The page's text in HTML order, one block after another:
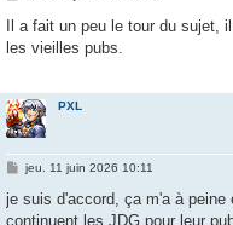
s
a
Il a fait un peu le tour du sujet,
les vieilles pubs.
PXL
M
s
jeu. 11 juin 2026 10:11
je suis d'accord, ça m'a à
continuent les JDG pour leur